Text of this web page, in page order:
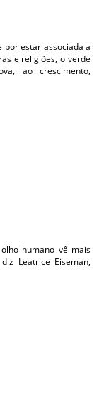
por estar associada a
e religiões, o verde
ao crescimento,
humano vê mais
Leatrice Eiseman,